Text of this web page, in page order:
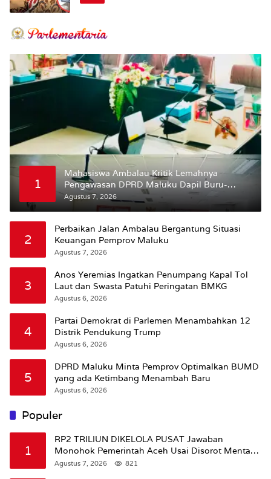
1
Mahasiswa Ambalau Kritik Lemahnya
Pengawasan DPRD Maluku Dapil Buru-
Bursel Terhadap Proses Perubahan Status
Agustus 7, 2026
2
Perbaikan Jalan Ambalau Bergantung Situasi
Keuangan Pemprov Maluku
Agustus 7, 2026
3
Anos Yeremias Ingatkan Penumpang Kapal Tol
Laut dan Swasta Patuhi Peringatan BMKG
Agustus 6, 2026
4
Partai Demokrat di Parlemen Menambahkan 12
Distrik Pendukung Trump
Agustus 6, 2026
5
DPRD Maluku Minta Pemprov Optimalkan BUMD
yang ada Ketimbang Menambah Baru
Agustus 6, 2026
Populer
1
RP2 TRILIUN DIKELOLA PUSAT Jawaban
Monohok Pemerintah Aceh Usai Disorot Mentan
Amran Soal Dana Pertanian
Agustus 7, 2026 821